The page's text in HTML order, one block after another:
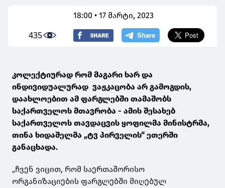
18:00 • 17 მარტი, 2023
435
კოლექტიურად რომ მაგარი ხარ და
ინდივიდუალურად ვაჟკაცობა არ გამოგდის,
დაახლოებით ამ ფარგლებში თამაშობს
საქართველოს მთავრობა - ამის შესახებ
საქართველოს თავდაცვის ყოფილმა მინისტრმა,
თინა ხიდაშელმა „ტვ პირველის“ ეთერში
განაცხადა.
„ჩვენ ვიცით, რომ საერთაშორისო
ორგანიზაციების ფარგლებში მიღებულ